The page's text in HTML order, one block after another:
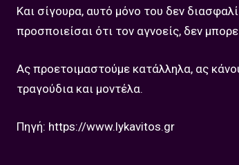
Και σίγουρα, αυτό μόνο του δεν
προσποιείσαι ότι τον αγνοείς, δεν
Ας προετοιμαστούμε κατάλληλα, ας
τραγούδια και μοντέλα.
Πηγή: https://www.lykavitos.gr